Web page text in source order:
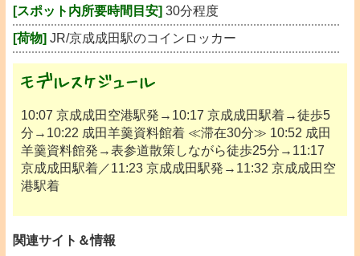
[スポット内所要時間目安] 30分程度
[荷物] JR/京成成田駅のコインロッカー
10:07 京成成田空港駅発→10:17 京成成田駅着→徒歩5
分→10:22 成田羊羹資料館着 ≪滞在30分≫ 10:52 成田
羊羹資料館発→表参道散策しながら徒歩25分→11:17
京成成田駅着／11:23 京成成田駅発→11:32 京成成田空
港駅着
関連サイト＆情報